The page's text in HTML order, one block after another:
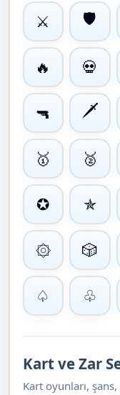
⚔ 🛡
🔥 💀
🔫 🗡
🥇 🥈
✪ ✯
۞ 🎲
♤ ♧
Kart ve Zar
Kart oyunları,